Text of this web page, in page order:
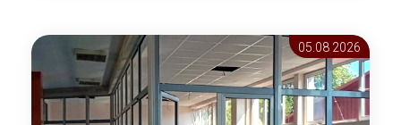
05.08 2026